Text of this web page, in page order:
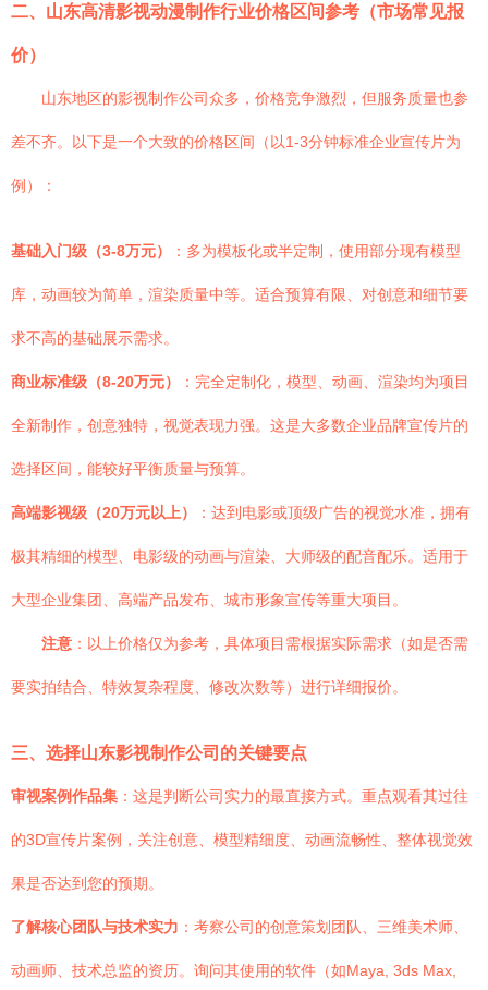
二、山东高清影视动漫制作行业价格区间参考（市场常见报
价）
山东地区的影视制作公司众多，价格竞争激烈，但服务质量也参
差不齐。以下是一个大致的价格区间（以1-3分钟标准企业宣传片为
例）：
基础入门级（3-8万元） ：多为模板化或半定制，使用部分现有模型
库，动画较为简单，渲染质量中等。适合预算有限、对创意和细节要
求不高的基础展示需求。
商业标准级（8-20万元） ：完全定制化，模型、动画、渲染均为项目
全新制作，创意独特，视觉表现力强。这是大多数企业品牌宣传片的
选择区间，能较好平衡质量与预算。
高端影视级（20万元以上） ：达到电影或顶级广告的视觉水准，拥有
极其精细的模型、电影级的动画与渲染、大师级的配音配乐。适用于
大型企业集团、高端产品发布、城市形象宣传等重大项目。
注意 ：以上价格仅为参考，具体项目需根据实际需求（如是否需
要实拍结合、特效复杂程度、修改次数等）进行详细报价。
三、选择山东影视制作公司的关键要点
审视案例作品集 ：这是判断公司实力的最直接方式。重点观看其过往
的3D宣传片案例，关注创意、模型精细度、动画流畅性、整体视觉效
果是否达到您的预期。
了解核心团队与技术实力 ：考察公司的创意策划团队、三维美术师、
动画师、技术总监的资历。询问其使用的软件（如Maya, 3ds Max,